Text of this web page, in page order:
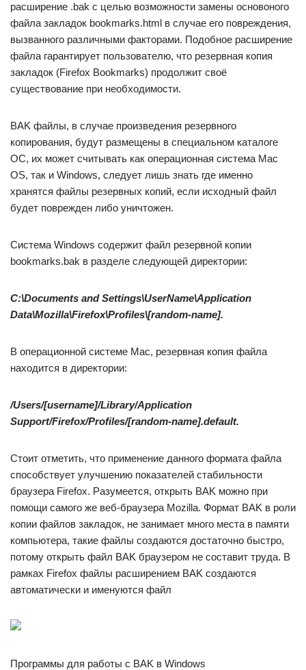
расширение .bak с целью возможности замены основоного
файла закладок bookmarks.html в случае его повреждения,
вызванного различными факторами. Подобное расширение
файла гарантирует пользователю, что резервная копия
закладок (Firefox Bookmarks) продолжит своё
существование при необходимости.
BAK файлы, в случае произведения резервного
копирования, будут размещены в специальном каталоге
ОС, их может считывать как операционная система Mac
OS, так и Windows, следует лишь знать где именно
хранятся файлы резервных копий, если исходный файл
будет поврежден либо уничтожен.
Система Windows содержит файл резервной копии
bookmarks.bak в разделе следующей директории:
C:\Documents and Settings\UserName\Application
Data\Mozilla\Firefox\Profiles\[random-name].
В операционной системе Mac, резервная копия файла
находится в директории:
/Users/[username]/Library/Application
Support/Firefox/Profiles/[random-name].default.
Стоит отметить, что применение данного формата файла
способствует улучшению показателей стабильности
браузера Firefox. Разумеется, открыть BAK можно при
помощи самого же веб-браузера Mozilla. Формат BAK в роли
копии файлов закладок, не занимает много места в памяти
компьютера, такие файлы создаются достаточно быстро,
потому открыть файл BAK браузером не составит труда. В
рамках Firefox файлы расширением BAK создаются
автоматически и именуются файл
Программы для работы с BAK в Windows